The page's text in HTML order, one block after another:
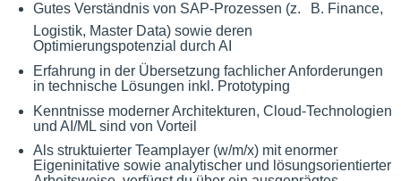
Gutes Verständnis von SAP-Prozessen (z.
B. Finance,
Logistik, Master Data) sowie deren
Optimierungspotenzial durch AI
Erfahrung in der Übersetzung fachlicher Anforderungen
in technische Lösungen inkl. Prototyping
Kenntnisse moderner Architekturen, Cloud-Technologien
und AI/ML sind von Vorteil
Als struktuierter Teamplayer (w/m/x) mit enormer
Eigeninitative sowie analytischer und lösungsorientierter